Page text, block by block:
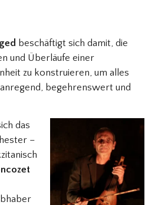
beschäftigt sich damit, die
und Überläufe einer
zu konstruieren, um alles
begehrenswert und
das
–